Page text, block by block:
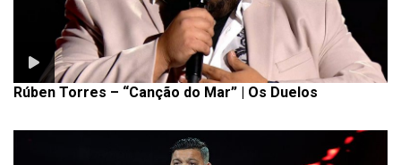
Rúben Torres – “Canção do Mar” | Os Duelos